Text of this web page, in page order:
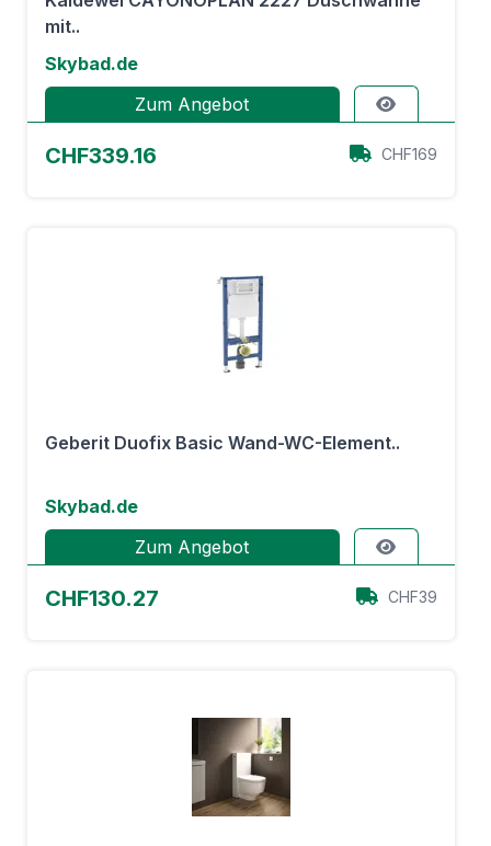
mit..
Skybad.de
Zum Angebot
CHF339.16 CHF169
Geberit Duofix Basic Wand-WC-Element..
Skybad.de
Zum Angebot
CHF130.27 CHF39